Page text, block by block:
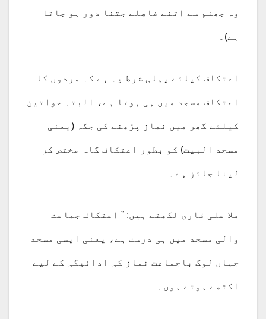
وہ جھنم سے اتنے فاصلے جتنا دور ہو جاتا
ہے)۔
اعتکاف کیلئے پہلی شرط یہ ہے کہ مردوں کا
اعتکاف مسجد میں ہی ہوتا ہے، البتہ خواتین
کیلئے گھر میں نماز پڑھنے کی جگہ (یعنی
مسجد البیت) کو بطور اعتکاف گاہ مختص کر
لینا جائز ہے۔
ملا علی قاری لکھتے ہیں: ” اعتکاف جماعت
والی مسجد میں ہی درست ہے، یعنی ایسی مسجد
جہاں لوگ باجماعت نماز کی ادائیگی کے لیے
اکٹھے ہوتے ہوں۔